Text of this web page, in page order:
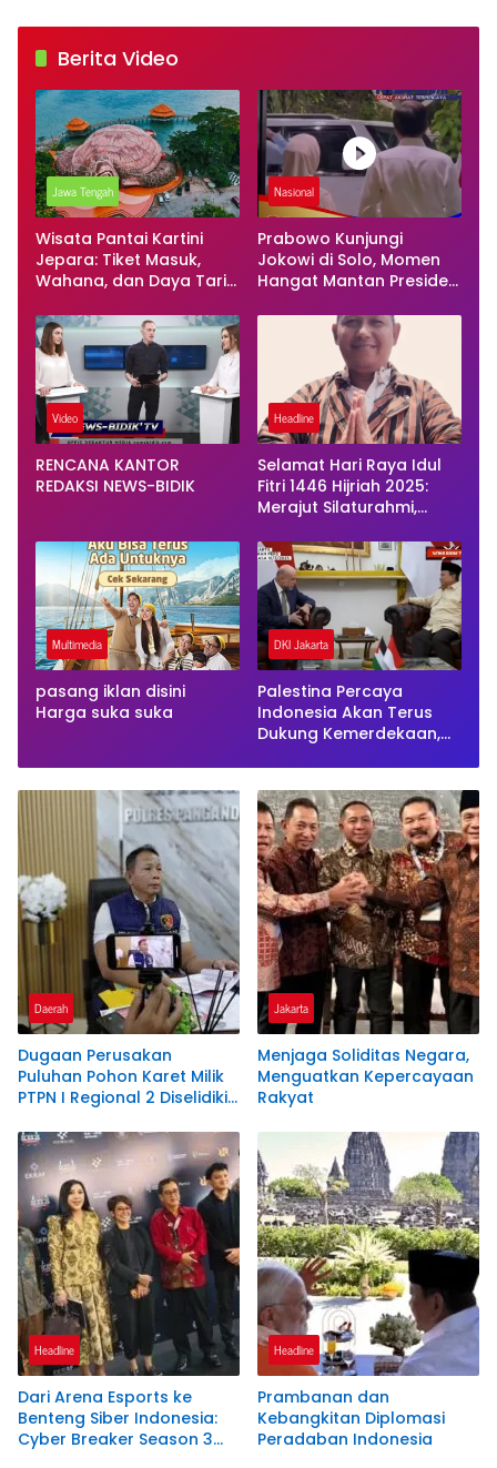
Mengajar pada Jateng
Berita Video
Jawa Tengah
Wisata Pantai Kartini
Jepara: Tiket Masuk,
Wahana, dan Daya Tarik
Keluarga
Nasional
Prabowo Kunjungi
Jokowi di Solo, Momen
Hangat Mantan Presiden
Video
RENCANA KANTOR
REDAKSI NEWS-BIDIK
Headline
Selamat Hari Raya Idul
Fitri 1446 Hijriah 2025:
Merajut Silaturahmi,
Multimedia
pasang iklan disini
Harga suka suka
DKI Jakarta
Palestina Percaya
Indonesia Akan Terus
Dukung Kemerdekaan,
Presiden Prabowo
Daerah
Dugaan Perusakan
Puluhan Pohon Karet Milik
PTPN I Regional 2 Diselidiki
Jakarta
Menjaga Soliditas Negara,
Menguatkan Kepercayaan
Rakyat
Headline
Dari Arena Esports ke
Benteng Siber Indonesia:
Cyber Breaker Season 3
Headline
Prambanan dan
Kebangkitan Diplomasi
Peradaban Indonesia